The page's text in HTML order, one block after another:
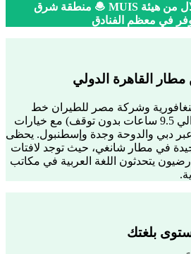
🕌 حاصلة على شهادة الحلال من هيئة MUIS 🧆 منطقة شرق
في معظم الفنادق
القاهرة الدولي
وشركة مصر للطيران خط
القاهرة إلى سنغافورة (حوالي 9.5 ساعات بدون توقف) مع خيارات
دبي والدوحة وجدة وإسطنبول. يحظى
في مطار شانغي، حيث توجد لافتات
يتحدثون اللغة العربية في مكاتب
بلغتك